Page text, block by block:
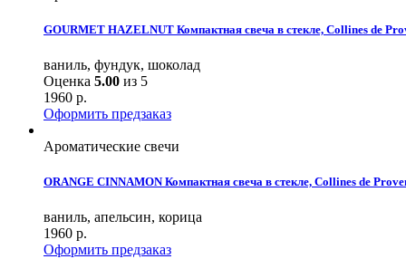
GOURMET HAZELNUT Компактная свеча в стекле, Collines de
ваниль, фундук, шоколад
Оценка 5.00 из 5
1960 р.
Оформить предзаказ
Ароматические свечи
ORANGE CINNAMON Компактная свеча в стекле, Collines de
ваниль, апельсин, корица
1960 р.
Оформить предзаказ